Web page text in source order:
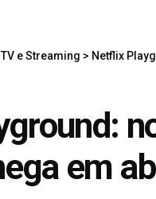
TV e Streaming > Netflix
em